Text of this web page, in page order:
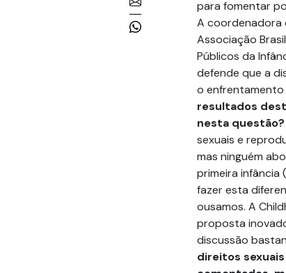
para fomentar
A coordenadora
Associação
Públicos da
defende que a
o enfrentamento
resultados
nesta questão?
sexuais e
mas ninguém
primeira infância
fazer esta
ousamos. A
proposta
discussão
direitos